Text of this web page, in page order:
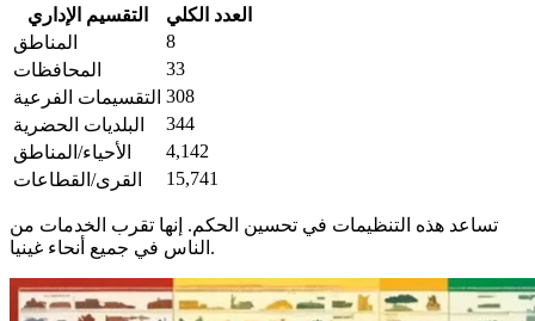
التقسيم الإداري
العدد الكلي
المناطق
8
المحافظات
33
التقسيمات الفرعية 308
البلديات الحضرية
344
الأحياء/المناطق
4,142
القرى/القطاعات
15,741
تساعد هذه التنظيمات في تحسين الحكم. إنها تقرب الخدمات من
الناس في جميع أنحاء غينيا.